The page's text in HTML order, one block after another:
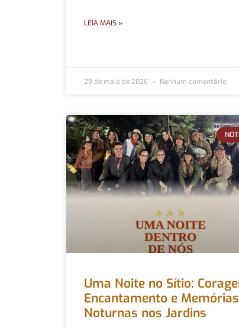
LEIA MAIS »
29 de maio de 2026 Nenhum comentário
Uma Noite no Sítio:
Encantamento e Memórias
Noturnas nos Jardins